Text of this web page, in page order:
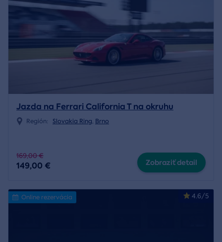
Jazda na Ferrari California T na okruhu
Región: Slovakia Ring, Brno
169,00 €
149,00 € Zobraziť detail
4.6/5
Online rezervácia